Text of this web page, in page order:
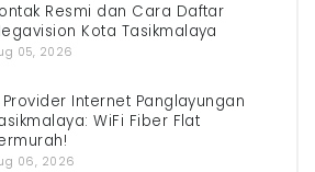
Resmi dan Cara Daftar
Kota Tasikmalaya
05, 2026
Provider Internet Panglayungan
WiFi Fiber Flat
06, 2026